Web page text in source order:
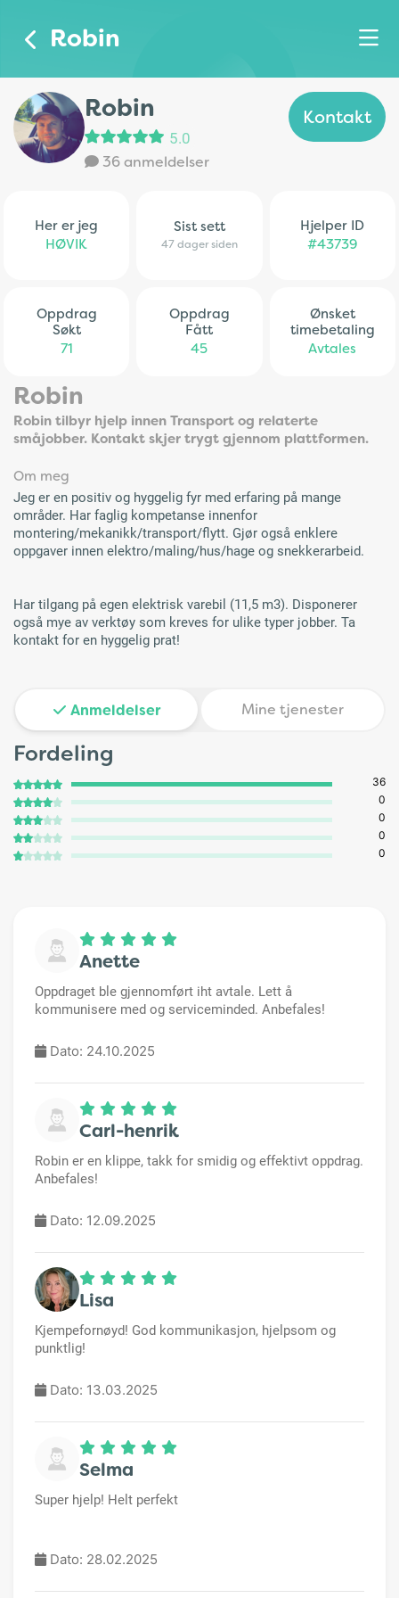
Robin
Robin
5.0
36 anmeldelser
Kontakt
Her er jeg
HØVIK
Sist sett
47 dager siden
Hjelper ID
#43739
Oppdrag
Søkt
71
Oppdrag
Fått
45
Ønsket
timebetaling
Avtales
Robin
Robin tilbyr hjelp innen Transport og relaterte
småjobber. Kontakt skjer trygt gjennom plattformen.
Om meg
Jeg er en positiv og hyggelig fyr med erfaring på mange
områder. Har faglig kompetanse innenfor
montering/mekanikk/transport/flytt. Gjør også enklere
oppgaver innen elektro/maling/hus/hage og snekkerarbeid.
Har tilgang på egen elektrisk varebil (11,5 m3). Disponerer
også mye av verktøy som kreves for ulike typer jobber. Ta
kontakt for en hyggelig prat!
Anmeldelser Mine tjenester
Fordeling
36
0
0
0
0
Anette
Oppdraget ble gjennomført iht avtale. Lett å
kommunisere med og serviceminded. Anbefales!
Dato: 24.10.2025
Carl-henrik
Robin er en klippe, takk for smidig og effektivt oppdrag.
Anbefales!
Dato: 12.09.2025
Lisa
Kjempefornøyd! God kommunikasjon, hjelpsom og
punktlig!
Dato: 13.03.2025
Selma
Super hjelp! Helt perfekt
Dato: 28.02.2025